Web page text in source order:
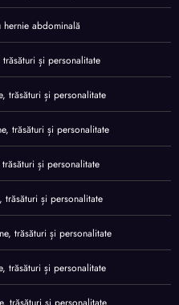
abdominală
și personalitate
trăsături și personalitate
trăsături și personalitate
și personalitate
trăsături și personalitate
trăsături și personalitate
trăsături și personalitate